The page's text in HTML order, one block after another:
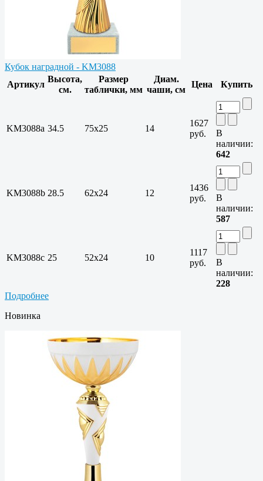
Кубок наградной - KM3088
Артикул
Высота,
см.
Размер
таблички, мм
Диам.
чаши, см
Цена Купить
KM3088a 34.5 75х25 14
1627
руб.
В
наличии:
642
KM3088b 28.5 62х24 12
1436
руб.
В
наличии:
587
KM3088c 25 52х24 10
1117
руб.
В
наличии:
228
Подробнее
Новинка